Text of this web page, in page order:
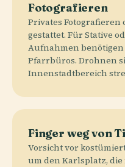
Fotografieren
Privates
gestattet. Für Stative
Aufnahmen benötigen
Pfarrbüros. Drohnen
Innenstadtbereich
Finger weg von
Vorsicht vor
um den Karlsplatz,